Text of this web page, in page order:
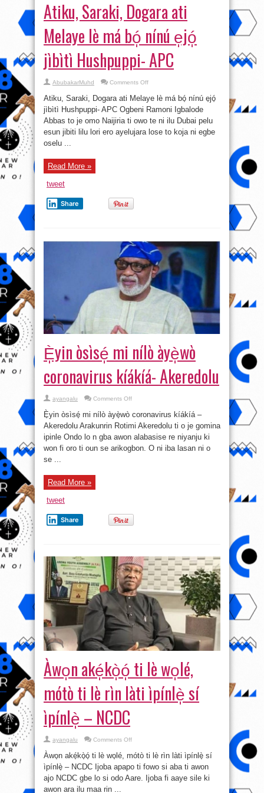
Atiku, Saraki, Dogara ati
Melaye lè má bó̩ nínú e̩jó̩
jìbìtì Hushpuppi- APC
AbubakarMuhd Comments Offon
Saraki,
Dogara
ati
Melaye
lè
bó̩
Atiku, Saraki, Dogara ati Melaye lè má bó̩ nínú e̩jó̩
jìbìtì Hushpuppi- APC Ogbeni Ramoni Igbalode
Abbas to je omo Naijiria ti owo te ni ilu Dubai pelu
esun jibiti lilu lori ero ayelujara lose to koja ni egbe
oselu ...
Read More »
tweet
Share
È̩yin òsìsé̩ mi nílò àyè̩wò
coronavirus kíákíá- Akeredolu
ayangalu Comments Offon
mi
nílò
àyè̩wò
coronavirus
kíákíá-
Akeredolu
È̩yin òsìsé̩ mi nílò àyè̩wò coronavirus kíákíá –
Akeredolu Arakunrin Rotimi Akeredolu ti o je gomina
ipinle Ondo lo n gba awon alabasise re niyanju ki
won fi oro ti oun se arikogbon. O ni iba lasan ni o
se ...
Read More »
tweet
Share
Àwo̩n aké̩kò̩ó̩ ti lè wo̩lé,
mótò ti lè rìn làti ìpínlè̩ sí
ìpínlè̩ – NCDC
ayangalu Comments Offon
aké̩kò̩ó̩
ti
lè
wo̩lé,
mótò
Àwo̩n aké̩kò̩ó̩ ti lè wo̩lé, mótò ti lè rìn làti ìpínlè̩ sí
ìpínlè̩ – NCDC Ijoba apapo ti fowo si aba ti awon
ajo NCDC gbe lo si odo Aare. Ijoba fi aaye sile ki
awon ara ilu maa rin ...